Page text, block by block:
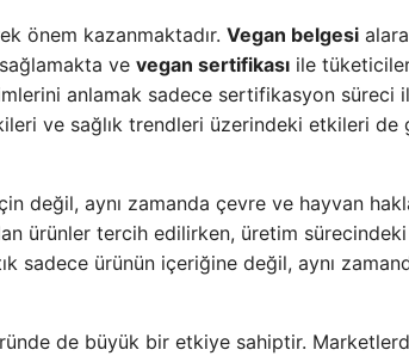
önem kazanmaktadır. Vegan belgesi
ve vegan sertifikası ile
anlamak sadece sertifikasyon süreci
ve sağlık trendleri üzerindeki etkileri
değil, aynı zamanda çevre ve hayvan
ürünler tercih edilirken, üretim
sadece ürünün içeriğine değil, aynı
de büyük bir etkiye sahiptir.